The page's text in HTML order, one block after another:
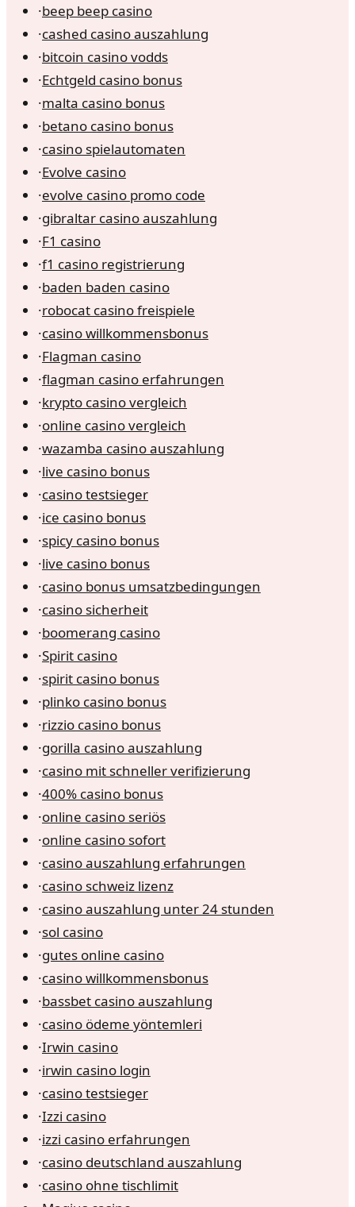
·beep beep casino
·cashed casino auszahlung
·bitcoin casino vodds
·Echtgeld casino bonus
·malta casino bonus
·betano casino bonus
·casino spielautomaten
·Evolve casino
·evolve casino promo code
·gibraltar casino auszahlung
·F1 casino
·f1 casino registrierung
·baden baden casino
·robocat casino freispiele
·casino willkommensbonus
·Flagman casino
·flagman casino erfahrungen
·krypto casino vergleich
·online casino vergleich
·wazamba casino auszahlung
·live casino bonus
·casino testsieger
·ice casino bonus
·spicy casino bonus
·live casino bonus
·casino bonus umsatzbedingungen
·casino sicherheit
·boomerang casino
·Spirit casino
·spirit casino bonus
·plinko casino bonus
·rizzio casino bonus
·gorilla casino auszahlung
·casino mit schneller verifizierung
·400% casino bonus
·online casino seriös
·online casino sofort
·casino auszahlung erfahrungen
·casino schweiz lizenz
·casino auszahlung unter 24 stunden
·sol casino
·gutes online casino
·casino willkommensbonus
·bassbet casino auszahlung
·casino ödeme yöntemleri
·Irwin casino
·irwin casino login
·casino testsieger
·Izzi casino
·izzi casino erfahrungen
·casino deutschland auszahlung
·casino ohne tischlimit